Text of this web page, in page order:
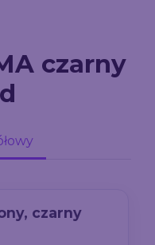
czarny
czarny